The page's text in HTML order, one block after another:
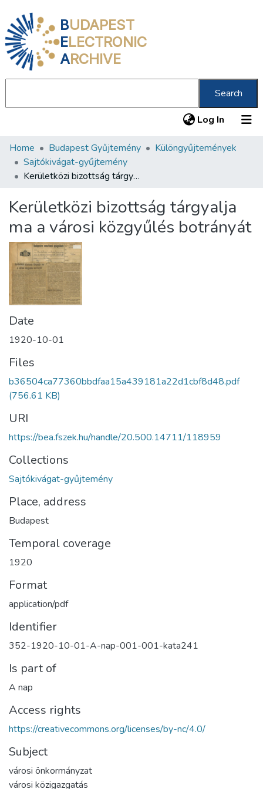
BUDAPEST
ELECTRONIC
ARCHIVE
Search
Log In (current)
Communities & Collections
All of DSpace
Home Budapest Gyűjtemény
Különgyűjtemények
Sajtókivágat-gyűjtemény
Kerületközi bizottság tárgyalja ma a városi közgyűlés botrányát
Kerületközi bizottság tárgyalja
ma a városi közgyűlés botrányát
Date
1920-10-01
Files
b36504ca77360bbdfaa15a439181a22d1cbf8d48.pdf
(756.61 KB)
URI
https://bea.fszek.hu/handle/20.500.14711/118959
Collections
Sajtókivágat-gyűjtemény
Place, address
Budapest
Temporal coverage
1920
Format
application/pdf
Identifier
352-1920-10-01-A-nap-001-001-kata241
Is part of
A nap
Access rights
https://creativecommons.org/licenses/by-nc/4.0/
Subject
városi önkormányzat
városi közigazgatás